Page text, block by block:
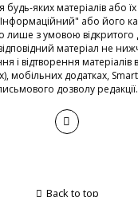
яких матеріалів або
або його
лише з умовою відкритого
матеріал не
і відтворення
мобільних додатках,
дозволу редакції.
Back to top